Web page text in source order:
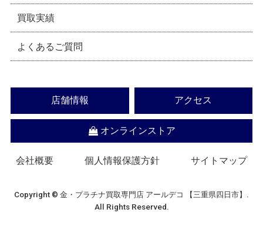
買取実績
よくあるご質問
店舗情報 アクセス
オンラインストア
会社概要 個人情報保護方針 サイトマップ
Copyright © 金・プラチナ買取専門店 アールデコ 【三重県四日市】.
All Rights Reserved.